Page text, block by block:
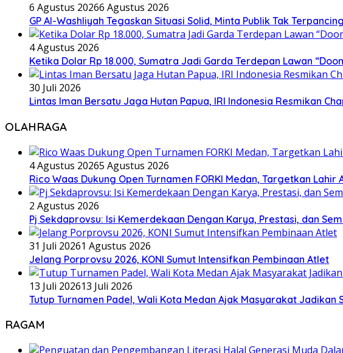
6 Agustus 20266 Agustus 2026
GP Al-Washliyah Tegaskan Situasi Solid, Minta Publik Tak
4 Agustus 2026
Ketika Dolar Rp 18.000, Sumatra Jadi Garda Terdepan Lawan
30 Juli 2026
Lintas Iman Bersatu Jaga Hutan Papua, IRI Indonesia Resmikan
OLAHRAGA
4 Agustus 20265 Agustus 2026
Rico Waas Dukung Open Turnamen FORKI Medan, Targetkan Lahir
2 Agustus 2026
Pj Sekdaprovsu: Isi Kemerdekaan Dengan Karya, Prestasi, dan
31 Juli 20261 Agustus 2026
Jelang Porprovsu 2026, KONI Sumut Intensifkan Pembinaan Atlet
13 Juli 202613 Juli 2026
Tutup Turnamen Padel, Wali Kota Medan Ajak Masyarakat
RAGAM